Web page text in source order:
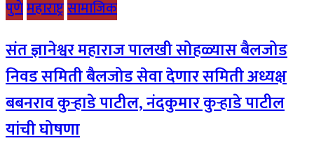
पुणेमहाराष्ट्रसामाजिक
संत ज्ञानेश्वर महाराज पालखी सोहळ्यास बैलजोड
निवड समिती बैलजोड सेवा देणार समिती अध्यक्ष
बबनराव कुऱ्हाडे पाटील, नंदकुमार कुऱ्हाडे पाटील
यांची घोषणा